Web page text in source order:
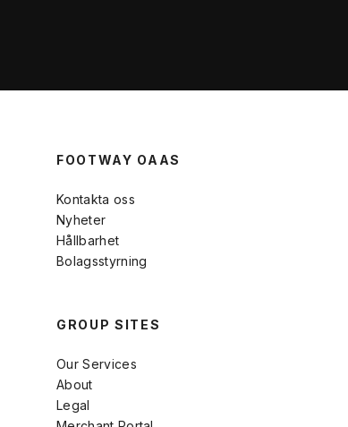
FOOTWAY OAAS
Kontakta oss
Nyheter
Hållbarhet
Bolagsstyrning
GROUP SITES
Our Services
About
Legal